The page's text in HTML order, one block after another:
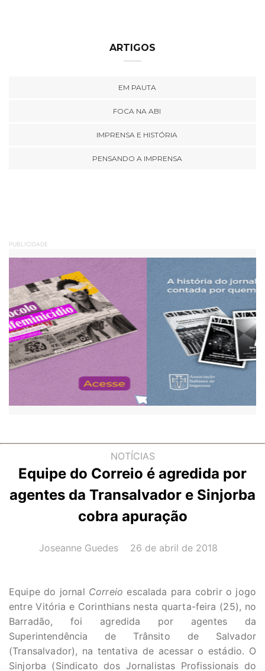
ARTIGOS
EM PAUTA
FOCA NA ABI
IMPRENSA E HISTÓRIA
PENSANDO A IMPRENSA
PUBLICIDADE
NOTÍCIAS
Equipe do Correio é agredida por
agentes da Transalvador e Sinjorba
cobra apuração
AUTOR(A):
Joseanne Guedes DATA:
26 de abril de 2018
Equipe do jornal Correio escalada para cobrir o jogo
entre Vitória e Corinthians nesta quarta-feira (25), no
Barradão, foi agredida por agentes da
Superintendência de Trânsito de Salvador
(Transalvador), na tentativa de acessar o estádio. O
Sinjorba (Sindicato dos Jornalistas Profissionais do